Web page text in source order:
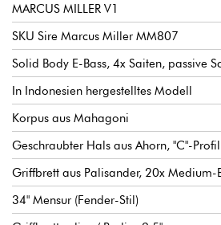
MARCUS MILLER V1
SKU Sire Marcus Miller MM807
Solid Body E-Bass, 4x Saiten, passive
In Indonesien hergestelltes Modell
Korpus aus Mahagoni
Geschraubter Hals aus Ahorn, "C"-
Griffbrett aus Palisander, 20x Medium-
34" Mensur (Fender-Stil)